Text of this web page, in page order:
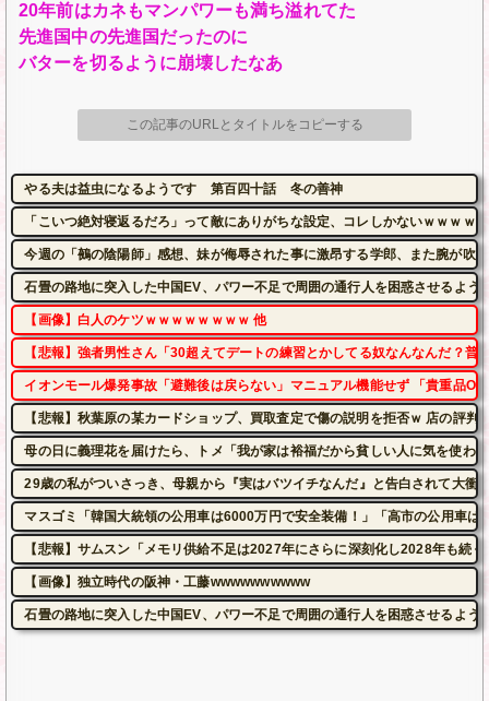
20年前はカネもマンパワーも満ち溢れてた
先進国中の先進国だったのに
バターを切るように崩壊したなあ
この記事のURLとタイトルをコピーする
やる夫は益虫になるようです 第百四十話 冬の善神
「こいつ絶対寝返るだろ」って敵にありがちな設定、コレしかないｗｗｗｗ
今週の「鵺の陰陽師」感想、妹が侮辱された事に激昂する学郎、また腕が吹
石畳の路地に突入した中国EV、パワー不足で周囲の通行人を困惑させるよ
【画像】白人のケツｗｗｗｗｗｗｗｗ 他
【悲報】強者男性さん「30超えてデートの練習とかしてる奴なんなんだ？普
イオンモール爆発事故「避難後は戻らない」マニュアル機能せず 「貴重品
【悲報】秋葉原の某カードショップ、買取査定で傷の説明を拒否ｗ 店の評
母の日に義理花を届けたら、トメ「我が家は裕福だから貧しい人に気を使
29歳の私がついさっき、母親から『実はバツイチなんだ』と告白されて大衝
マスゴミ「韓国大統領の公用車は6000万円で安全装備！」「高市の公用車は
【悲報】サムスン「メモリ供給不足は2027年にさらに深刻化し2028年も続く
【画像】独立時代の阪神・工藤wwwwwwwwww
石畳の路地に突入した中国EV、パワー不足で周囲の通行人を困惑させるよ